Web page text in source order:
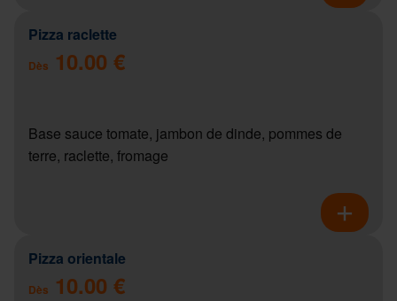
Pizza raclette
Dès 10.00 €
Base sauce tomate, jambon de dinde, pommes de
terre, raclette, fromage
Pizza orientale
Dès 10.00 €